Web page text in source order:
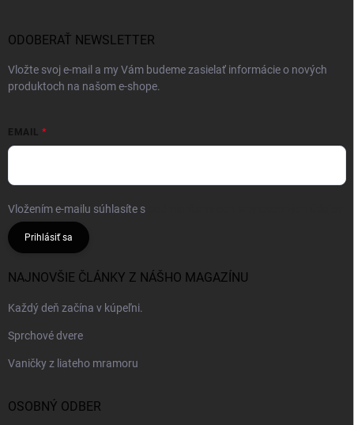
ODOBERAŤ NEWSLETTER
Vložte svoj e-mail a my Vám budeme zasielať informácie o nových
produktoch na našom e-shope.
EMAIL
Vložením e-mailu súhlasíte s
Prihlásiť sa
NAJNOVŠIE ČLÁNKY Z NÁŠHO MAGAZÍNU
Každý deň začína v kúpeľni.
Sprchové dvere
Vaničky z liateho mramoru
OSOBNÝ ODBER